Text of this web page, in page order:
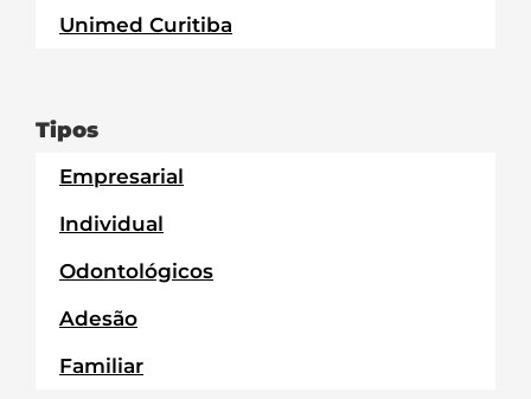
Unimed Curitiba
Tipos
Empresarial
Individual
Odontológicos
Adesão
Familiar